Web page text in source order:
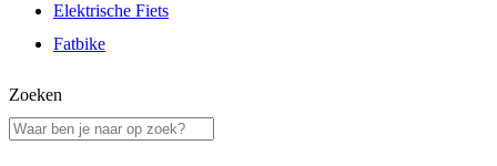
Elektrische Fiets
Fatbike
Zoeken